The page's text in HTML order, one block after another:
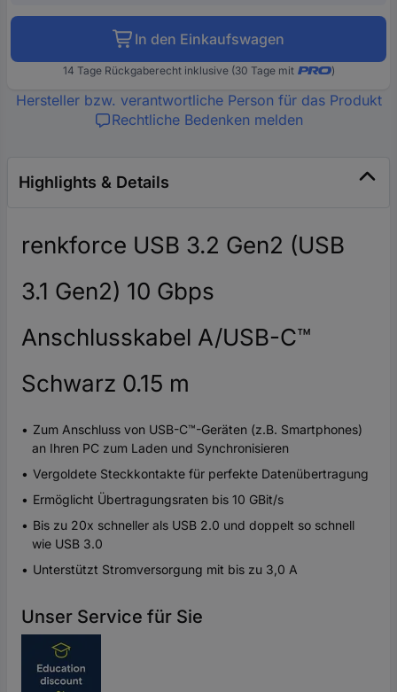
In den Einkaufswagen
14 Tage Rückgaberecht inklusive (30 Tage mit )
Hersteller bzw. verantwortliche Person für das Produkt
Rechtliche Bedenken melden
Highlights & Details
renkforce USB 3.2 Gen2 (USB
3.1 Gen2) 10 Gbps
Anschlusskabel A/USB-C™
Schwarz 0.15 m
Zum Anschluss von USB-C™-Geräten (z.B. Smartphones)
an Ihren PC zum Laden und Synchronisieren
Vergoldete Steckkontakte für perfekte Datenübertragung
Ermöglicht Übertragungsraten bis 10 GBit/s
Bis zu 20x schneller als USB 2.0 und doppelt so schnell
wie USB 3.0
Unterstützt Stromversorgung mit bis zu 3,0 A
Unser Service für Sie